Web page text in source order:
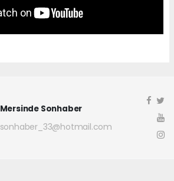
Mersinde Sonhaber
sonhaber_33@hotmail.com